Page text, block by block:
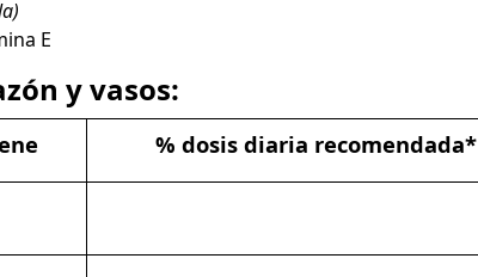
E
y vasos:
% dosis diaria recomendada*